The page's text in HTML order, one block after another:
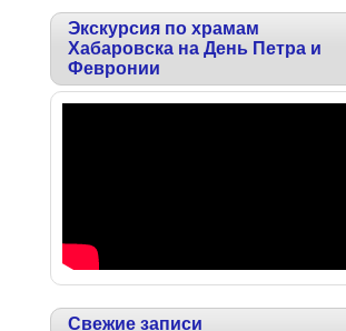
Экскурсия по храмам
Хабаровска на День Петра и
Февронии
Свежие записи